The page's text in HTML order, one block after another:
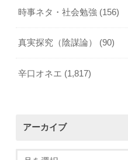
時事ネタ・社会勉強 (156)
真実探究（陰謀論） (90)
辛口オネエ (1,817)
アーカイブ